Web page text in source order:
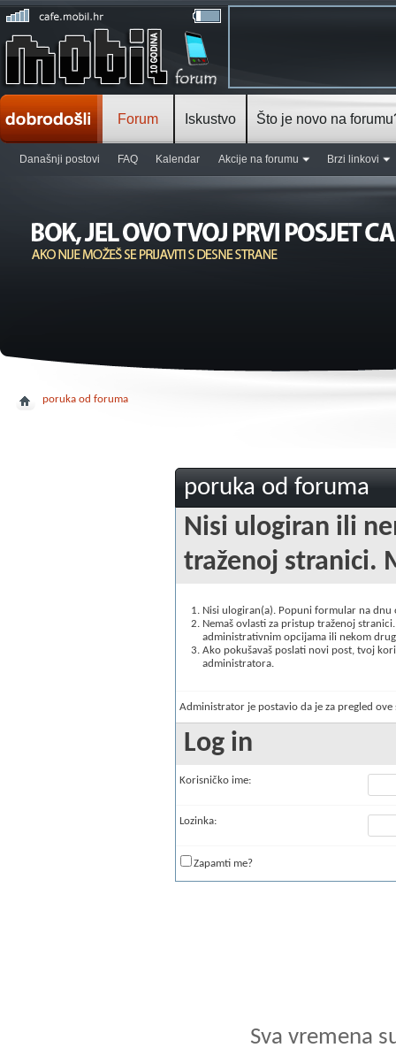
Forum
Današnji postovi FAQ Kalendar Akcije na forumu Brzi linkovi
Iskustvo Što je novo na
poruka od foruma
poruka od foruma
Nisi ulogiran ili
traženoj stranici.
Nisi ulogiran(a). Popuni formular na
Nemaš ovlasti za pristup traženoj
administrativnim opcijama ili nekom
Ako pokušavaš poslati novi post, tvoj
administratora.
Administrator je postavio da je za pregled
Log in
Korisničko ime:
Lozinka:
Zapamti me?
Sva vremena